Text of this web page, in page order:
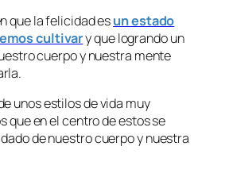
que la felicidad esun estado
cultivary que logrando un
cuerpo y nuestra mente
unos estilos de vida muy
que en el centro de estos se
de nuestro cuerpo y nuestra